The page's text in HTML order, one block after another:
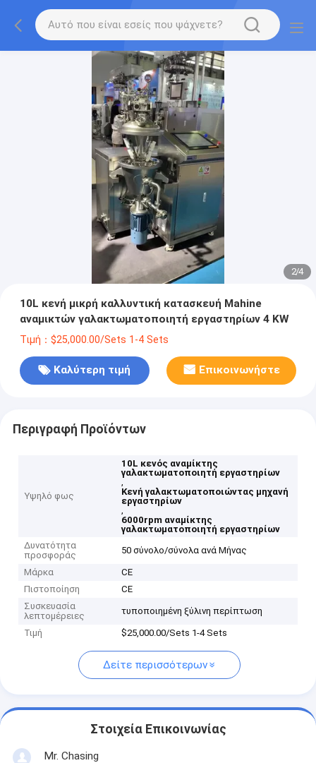
2/4
10L κενή μικρή καλλυντική κατασκευή Mahine
αναμικτών γαλακτωματοποιητή εργαστηρίων 4 KW
Τιμή：$25,000.00/Sets 1-4 Sets
Καλύτερη τιμή Επικοινωνήστε
Περιγραφή Προϊόντων
Υψηλό φως
10L κενός αναμίκτης
γαλακτωματοποιητή εργαστηρίων
,
Κενή γαλακτωματοποιώντας μηχανή
εργαστηρίων
,
6000rpm αναμίκτης
γαλακτωματοποιητή εργαστηρίων
Δυνατότητα
προσφοράς
50 σύνολο/σύνολα ανά Μήνας
Μάρκα
CE
Πιστοποίηση
CE
Συσκευασία
λεπτομέρειες
τυποποιημένη ξύλινη περίπτωση
Τιμή $25,000.00/Sets 1-4 Sets
Δείτε περισσότερων
Στοιχεία Επικοινωνίας
Mr. Chasing